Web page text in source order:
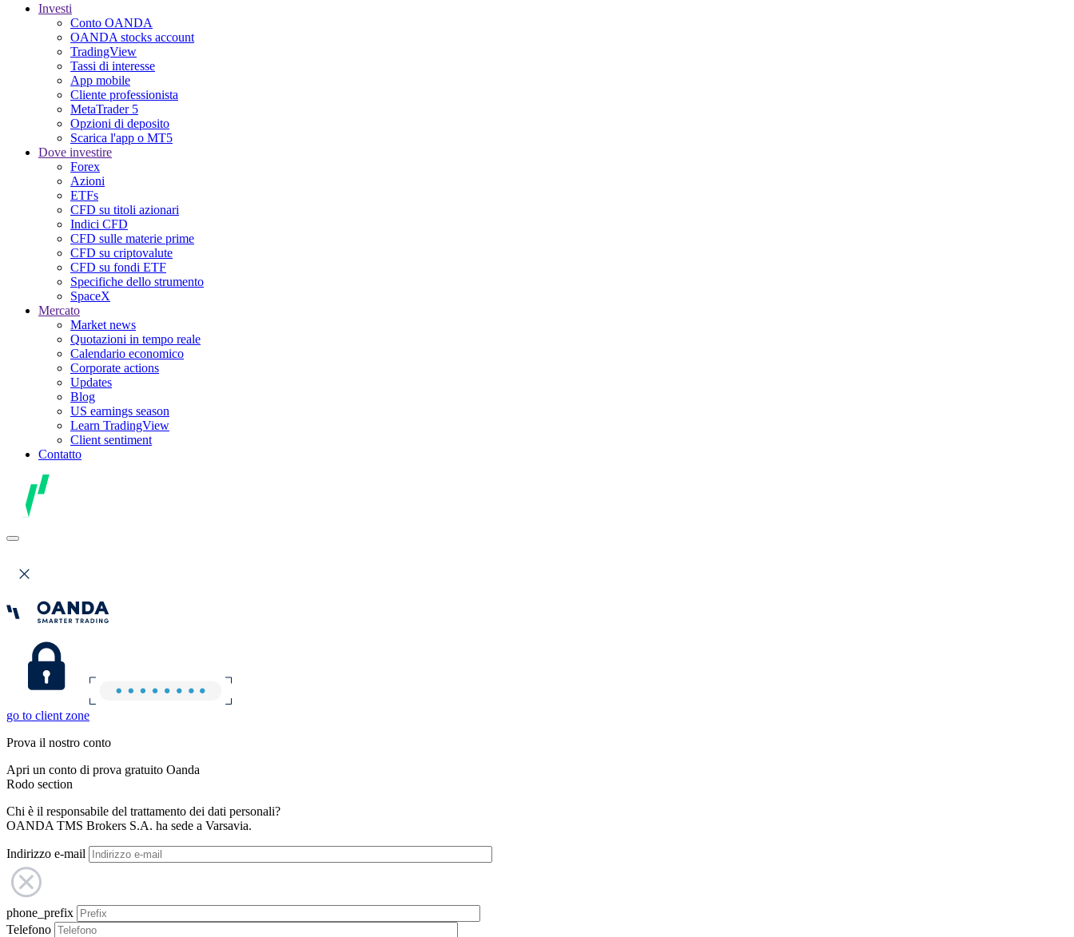
Investi
Conto OANDA
OANDA stocks account
TradingView
Tassi di interesse
App mobile
Cliente professionista
MetaTrader 5
Opzioni di deposito
Scarica l'app o MT5
Dove investire
Forex
Azioni
ETFs
CFD su titoli azionari
Indici CFD
CFD sulle materie prime
CFD su criptovalute
CFD su fondi ETF
Specifiche dello strumento
SpaceX
Mercato
Market news
Quotazioni in tempo reale
Calendario economico
Corporate actions
Updates
Blog
US earnings season
Learn TradingView
Client sentiment
Contatto
go to client zone
Prova il nostro conto
Apri un conto di prova gratuito Oanda
Rodo section
Chi è il responsabile del trattamento dei dati personali?
OANDA TMS Brokers S.A. ha sede a Varsavia.
Indirizzo e-mail
phone_prefix
Telefono